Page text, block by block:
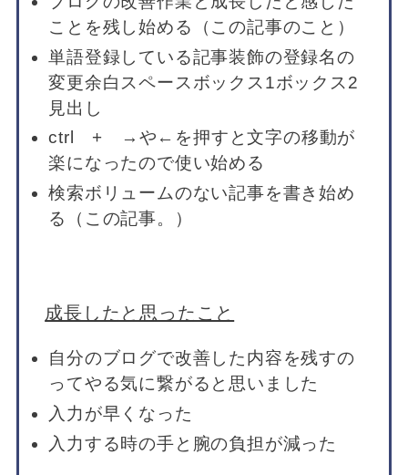
ことを残し始める（この記事のこと）
単語登録している記事装飾の登録名の
変更余白スペースボックス1ボックス2
見出し
ctrl + →や←を押すと文字の移動が
楽になったので使い始める
検索ボリュームのない記事を書き始め
る（この記事。）
成長したと思ったこと
自分のブログで改善した内容を残すの
ってやる気に繋がると思いました
入力が早くなった
入力する時の手と腕の負担が減った